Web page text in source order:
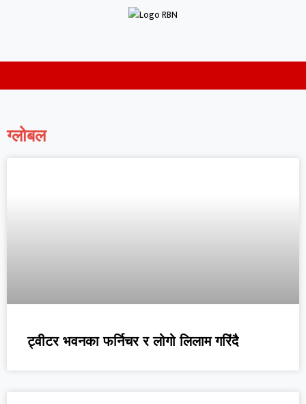
ग्लोबल
ट्वीटर भवनका फर्निचर र लोगो लिलाम गरिंदै